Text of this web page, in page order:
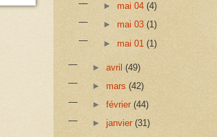
► mai 04 (4)
► mai 03 (1)
► mai 01 (1)
►avril(49)
► mars(42)
►février(44)
►janvier(31)